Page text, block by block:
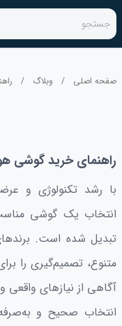
جستجو
صفحه اصلی / وبلاگ /
راهنمای خرید گوشی
با رشد تکنولوژی و
تبدیل شده است.
متنوع، تصمیم‌گیری را
آگاهی از نیازهای
انتخاب صحیح و